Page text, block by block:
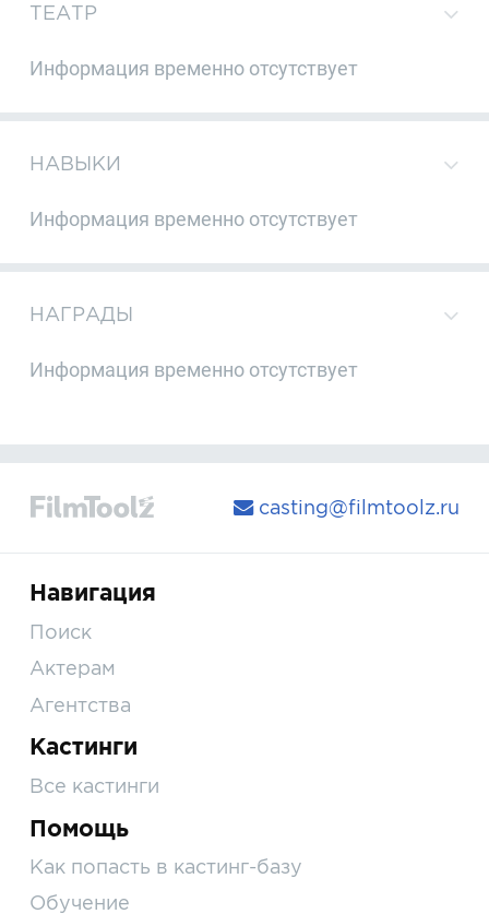
ТЕАТР
Информация временно отсутствует
НАВЫКИ
Информация временно отсутствует
НАГРАДЫ
Информация временно отсутствует
casting@filmtoolz.ru
Навигация
Поиск
Актерам
Агентства
Кастинги
Все кастинги
Помощь
Как попасть в кастинг-базу
Обучение